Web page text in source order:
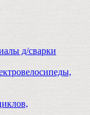
д/сварки